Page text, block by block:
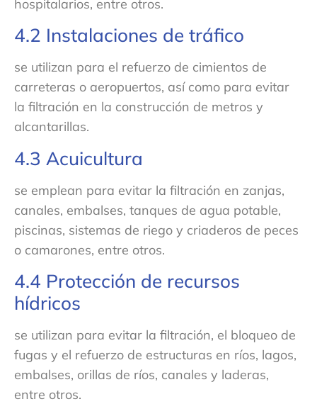
hospitalarios, entre otros.
4.2 Instalaciones de tráfico
se utilizan para el refuerzo de cimientos de
carreteras o aeropuertos, así como para evitar
la filtración en la construcción de metros y
alcantarillas.
4.3 Acuicultura
se emplean para evitar la filtración en zanjas,
canales, embalses, tanques de agua potable,
piscinas, sistemas de riego y criaderos de peces
o camarones, entre otros.
4.4 Protección de recursos
hídricos
se utilizan para evitar la filtración, el bloqueo de
fugas y el refuerzo de estructuras en ríos, lagos,
embalses, orillas de ríos, canales y laderas,
entre otros.